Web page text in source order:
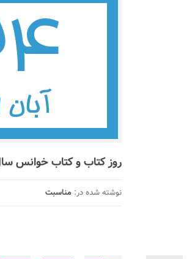
روز کتاب و کتاب خوانس سال 99
نوشته شده در:مناسبت